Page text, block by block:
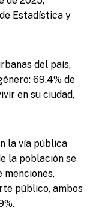
Estadística y
del país,
69.4% de
en su ciudad,
la vía pública
la población se
menciones,
público, ambos